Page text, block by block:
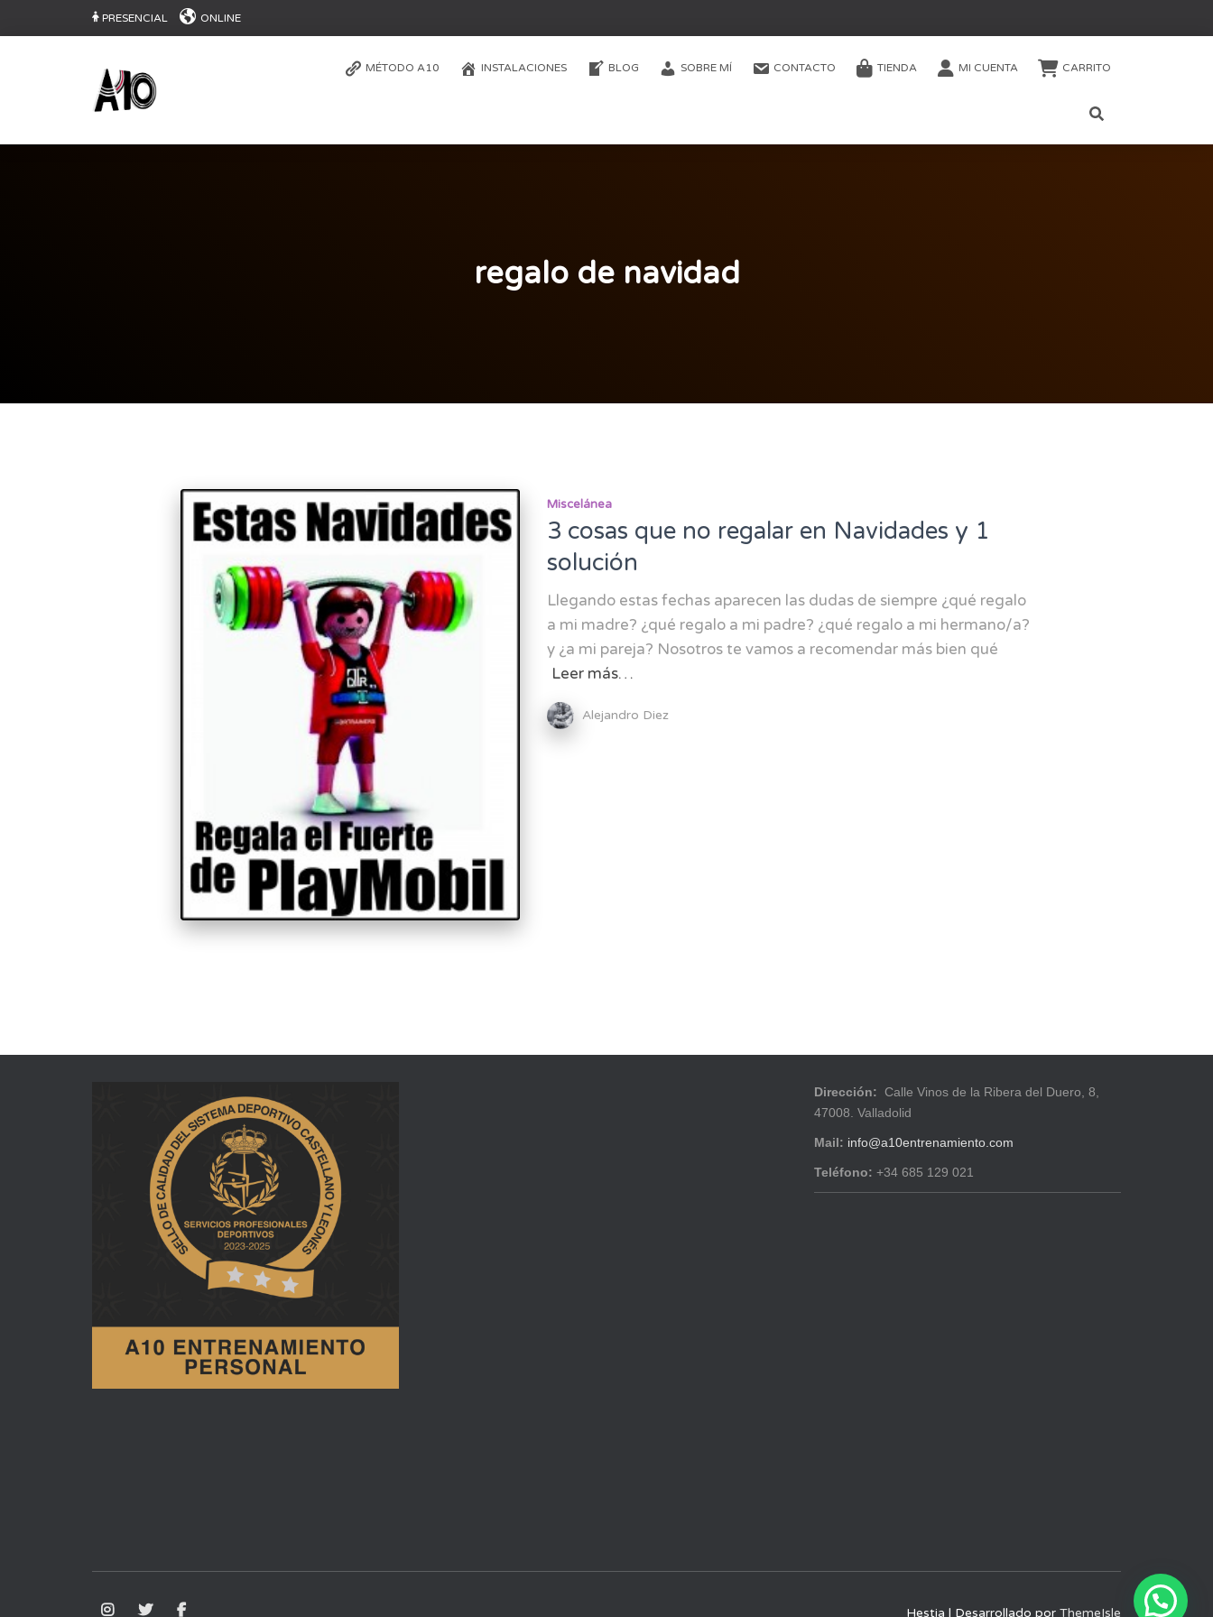
PRESENCIAL ONLINE
MÉTODO A10 INSTALACIONES BLOG SOBRE MÍ CONTACTO TIENDA MI CUENTA CARRITO
regalo de navidad
Miscelánea
3 cosas que no regalar en Navidades y 1
solución
Llegando estas fechas aparecen las dudas de siempre ¿qué regalo
a mi madre? ¿qué regalo a mi padre? ¿qué regalo a mi hermano/a?
y ¿a mi pareja? Nosotros te vamos a recomendar más bien qué
Leer más…
Alejandro Diez
Dirección: Calle Vinos de la Ribera del Duero, 8,
47008. Valladolid
Mail: info@a10entrenamiento.com
Teléfono: +34 685 129 021
Hestia | Desarrollado por ThemeIsle